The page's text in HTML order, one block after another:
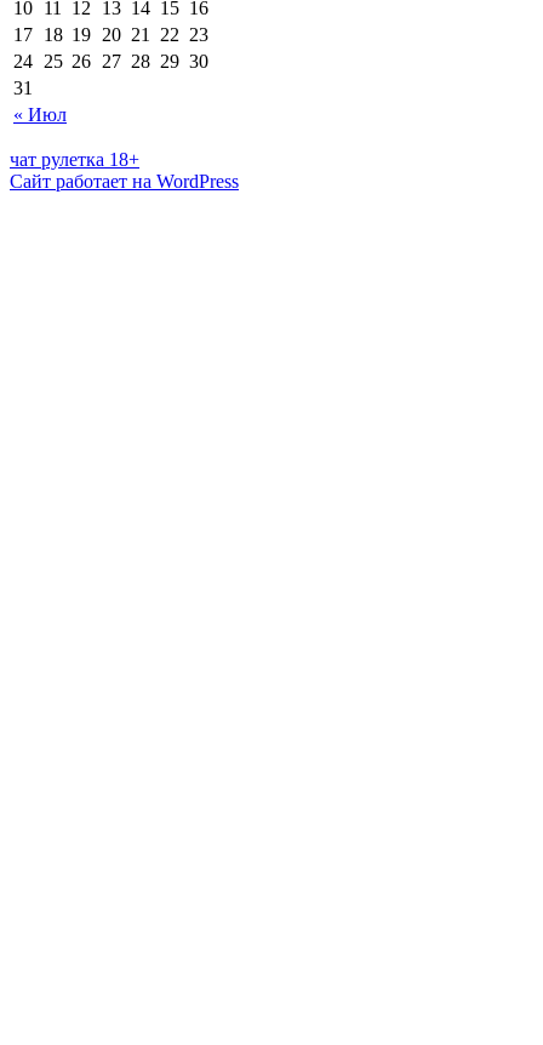
« Июл
10 11 12 13 14 15 16
17 18 19 20 21 22 23
24 25 26 27 28 29 30
31
чат рулетка 18+
Сайт работает на WordPress